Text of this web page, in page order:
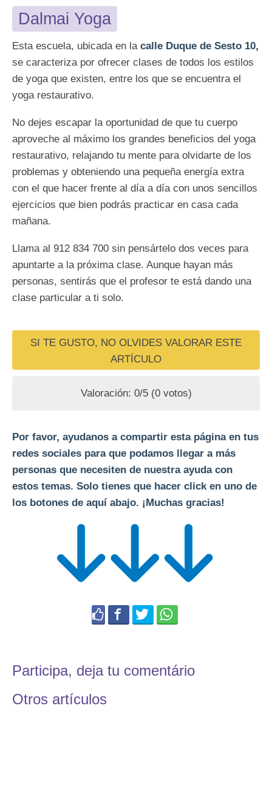
Dalmai Yoga
Esta escuela, ubicada en la calle Duque de Sesto 10,
se caracteriza por ofrecer clases de todos los estilos
de yoga que existen, entre los que se encuentra el
yoga restaurativo.
No dejes escapar la oportunidad de que tu cuerpo
aproveche al máximo los grandes beneficios del yoga
restaurativo, relajando tu mente para olvidarte de los
problemas y obteniendo una pequeña energía extra
con el que hacer frente al día a día con unos sencillos
ejercicios que bien podrás practicar en casa cada
mañana.
Llama al 912 834 700 sin pensártelo dos veces para
apuntarte a la próxima clase. Aunque hayan más
personas, sentirás que el profesor te está dando una
clase particular a ti solo.
SI TE GUSTO, NO OLVIDES VALORAR ESTE
ARTÍCULO
Valoración: 0/5 (0votos)
Por favor, ayudanos a compartir esta página en tus
redes sociales para que podamos llegar a más
personas que necesiten de nuestra ayuda con
estos temas. Solo tienes que hacer click en uno de
los botones de aquí abajo. ¡Muchas gracias!
Participa, deja tu comentário
Otros artículos